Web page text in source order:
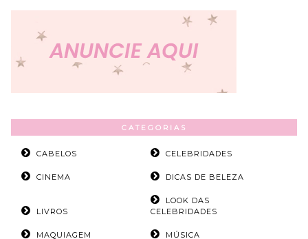
CATEGORIAS
CABELOS CELEBRIDADES
CINEMA DICAS DE BELEZA
LIVROS
LOOK DAS
CELEBRIDADES
MAQUIAGEM MÚSICA